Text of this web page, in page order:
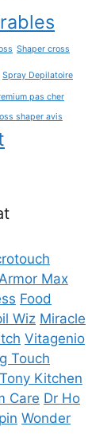
Shaper cross
Spray Depilatoire
pas cher
shaper avis
Max
Food
Wiz Miracle
Vitagenio
Touch
Kitchen
Care Dr Ho
Wonder